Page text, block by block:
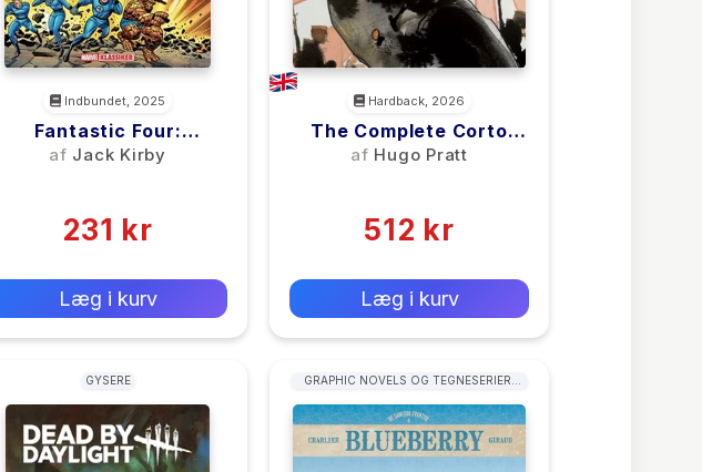
Indbundet, 2025
Fantastic Four:
Galactus Kommer!
af Jack Kirby
231 kr
Læg i kurv
Hardback, 2026
The Complete Corto
Maltese: Volume 1
af Hugo Pratt
512 kr
Læg i kurv
GYSERE
GRAPHIC NOVELS OG TEGNESERIER: